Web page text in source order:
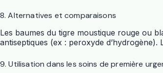
8. Alternatives et comparaisons
Les baumes du tigre moustique rouge ou
antiseptiques (ex : peroxyde d’hydrogène).
9. Utilisation dans les soins de première